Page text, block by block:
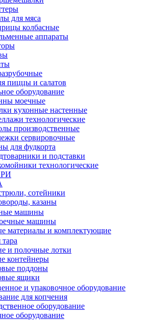
для мяса
колбасные
аппараты
пиццы и салатов
оборудование
моечные
кухонные настенные
технологические
производственные
сервировочные
для фудкорта
и подставки
технологические
сотейники
казаны
машины
машины
материалы и комплектующие
и полочные лотки
контейнеры
поддоны
ящики
и упаковочное оборудование
для копчения
оборудование
оборудование